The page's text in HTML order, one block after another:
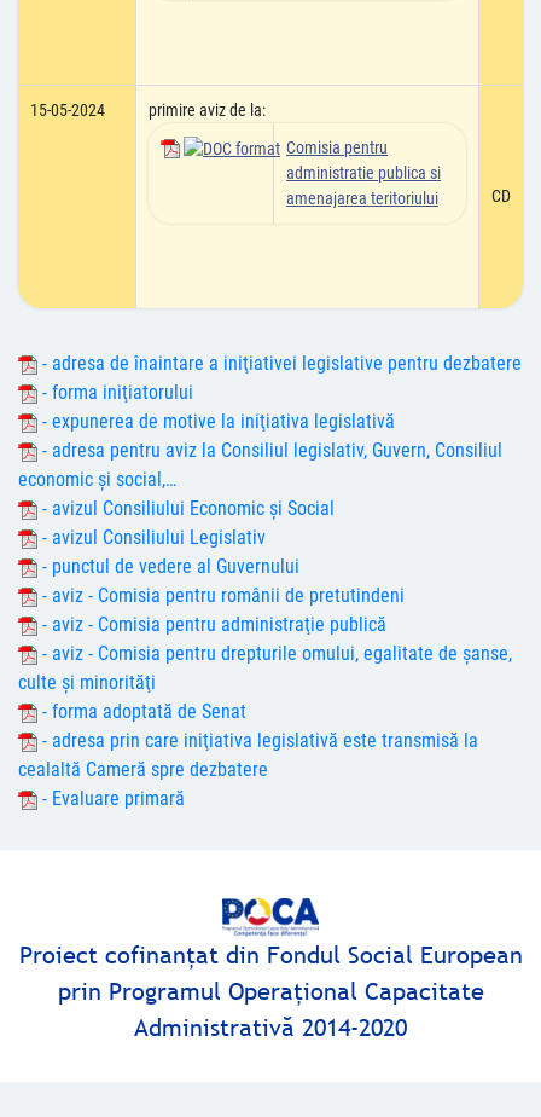
15-05-2024
primire aviz de la:
Comisia pentru
administratie publica si
amenajarea teritoriului
CD
- adresa de înaintare a iniţiativei legislative pentru dezbatere
- forma iniţiatorului
- expunerea de motive la iniţiativa legislativă
- adresa pentru aviz la Consiliul legislativ, Guvern, Consiliul
economic şi social,…
- avizul Consiliului Economic şi Social
- avizul Consiliului Legislativ
- punctul de vedere al Guvernului
- aviz - Comisia pentru românii de pretutindeni
- aviz - Comisia pentru administraţie publică
- aviz - Comisia pentru drepturile omului, egalitate de şanse,
culte şi minorităţi
- forma adoptată de Senat
- adresa prin care iniţiativa legislativă este transmisă la
cealaltă Cameră spre dezbatere
- Evaluare primară
Proiect cofinanţat din Fondul Social European
prin Programul Operaţional Capacitate
Administrativă 2014-2020